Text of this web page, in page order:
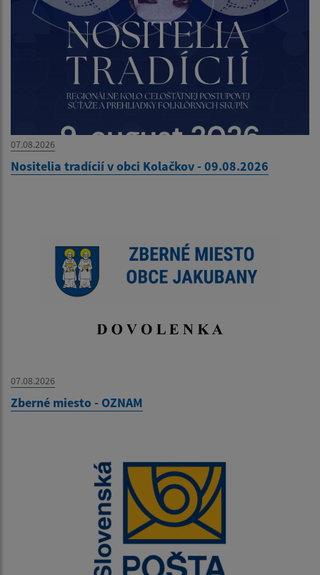
07.08.2026
Nositelia tradícií v obci Kolačkov - 09.08.2026
07.08.2026
Zberné miesto - OZNAM